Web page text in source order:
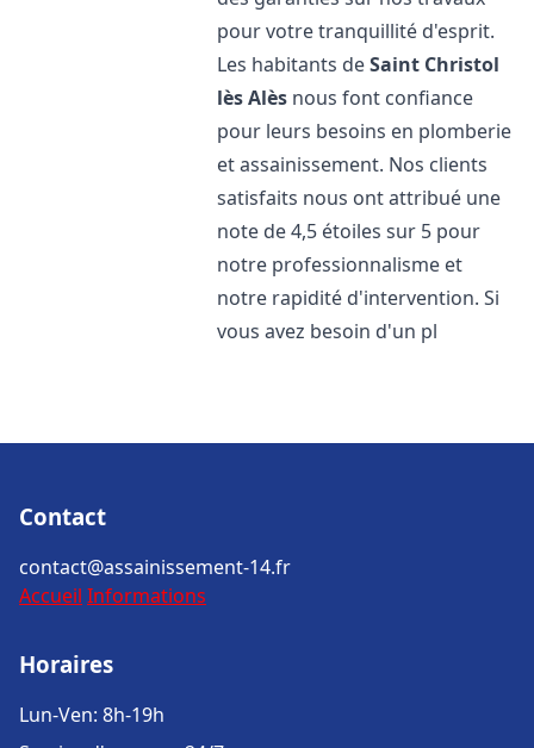
pour votre tranquillité d'esprit.
Les habitants deSaint Christol
lès Alès nous font confiance
pour leurs besoins en plomberie
et assainissement. Nos clients
satisfaits nous ont attribué une
note de 4,5 étoiles sur 5 pour
notre professionnalisme et
notre rapidité d'intervention. Si
vous avez besoin d'un pl
Contact
contact@assainissement-14.fr
Accueil Informations
Horaires
Lun-Ven: 8h-19h